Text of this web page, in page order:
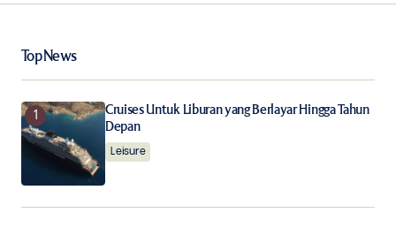
Your Name
Your E-mail*
Save my name, email, and website in this browser for
the next time I comment.
Top News
Cruises Untuk Liburan yang Berlayar Hingga Tahun
Depan
Leisure